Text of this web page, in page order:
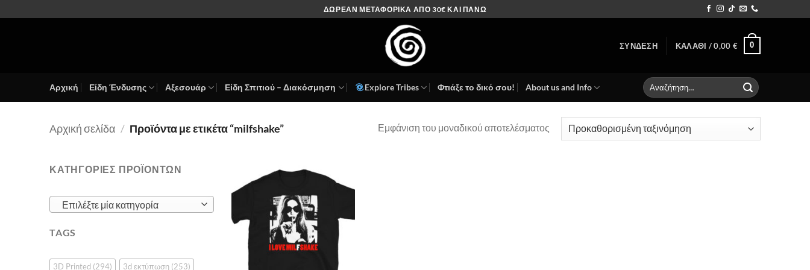
στο
ΔΩΡΕΑΝ ΜΕΤΑΦΟΡΙΚΑ ΑΠΟ 30€ ΚΑΙ ΠΑΝΩ
ΣΎΝΔΕΣΗ ΚΑΛΆΘΙ /0,00 € 0
Αρχική Είδη Ένδυσης Αξεσουάρ Είδη Σπιτιού – Διακόσμηση Explore Tribes Φτιάξε το δικό σου! About us and Info
Αναζήτηση
για:
Αρχική σελίδα / Προϊόντα με ετικέτα “milfshake” Εμφάνιση του μοναδικού αποτελέσματος
ΚΑΤΗΓΟΡΙΕΣ ΠΡΟΪΟΝΤΩΝ
Επιλέξτε μία κατηγορία
TAGS
3D Printed (294) 3d εκτύπωση (253)
Πρόσθήκη
στην λίστα
επιθυμιών